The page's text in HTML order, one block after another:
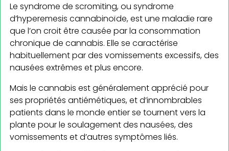
Le syndrome de scromiting, ou syndrome
d’hyperemesis cannabinoïde, est une maladie rare
que l’on croit être causée par la consommation
chronique de cannabis. Elle se caractérise
habituellement par des vomissements excessifs, des
nausées extrêmes et plus encore.
Mais le cannabis est généralement apprécié pour
ses propriétés antiémétiques, et d’innombrables
patients dans le monde entier se tournent vers la
plante pour le soulagement des nausées, des
vomissements et d’autres symptômes liés.